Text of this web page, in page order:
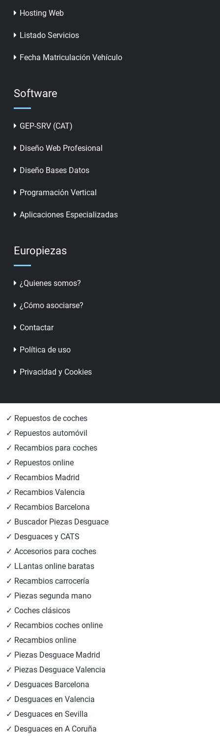
Hosting Web
Listado Servicios
Fecha Matriculación Vehículo
Software
GEP-SRV (CAT)
Diseño Web Profesional
Diseño Bases Datos
Programación Vertical
Aplicaciones Especializadas
Europiezas
¿Quienes somos?
¿Cómo asociarse?
Contactar
Política de uso
Privacidad y Cookies
✓ Repuestos de coches
✓ Repuestos automóvil
✓ Recambios para coches
✓ Repuestos online
✓ Recambios Madrid
✓ Recambios Valencia
✓ Recambios Barcelona
✓ Buscador Piezas Desguace
✓ Desguaces y CATS
✓ Accesorios para coches
✓ LLantas online baratas
✓ Recambios carrocería
✓ Piezas segunda mano
✓ Coches clásicos
✓ Recambios coches online
✓ Recambios online
✓ Piezas Desguace Madrid
✓ Piezas Desguace Valencia
✓ Desguaces Barcelona
✓ Desguaces en Valencia
✓ Desguaces en Sevilla
✓ Desguaces en A Coruña